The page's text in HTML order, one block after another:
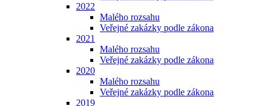
2022
Malého rozsahu
Veřejné zakázky podle zákona
2021
Malého rozsahu
Veřejné zakázky podle zákona
2020
Malého rozsahu
Veřejné zakázky podle zákona
2019